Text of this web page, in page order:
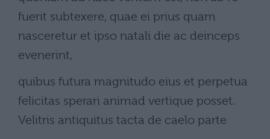
fuerit subtexere, quae ei prius quam
nasceretur et ipso natali die ac deinceps
evenerint,
quibus futura magnitudo eius et perpetua
felicitas sperari animad vertique posset.
Velitris antiquitus tacta de caelo parte